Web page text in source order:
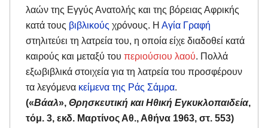
λαών της Εγγύς Ανατολής και της βόρειας Αφρικής
κατά τους βιβλικούς χρόνους. Η Αγία Γραφή
στηλιτεύει τη λατρεία του, η οποία είχε διαδοθεί κατά
καιρούς και μεταξύ του περιούσιου λαού. Πολλά
εξωβιβλικά στοιχεία για τη λατρεία του προσφέρουν
τα λεγόμενα κείμενα της Ράς Σάμρα.
(«Βάαλ», Θρησκευτική και Ηθική Εγκυκλοπαιδεία,
τόμ. 3, εκδ. Μαρτίνος Αθ., Αθήνα 1963, στ. 553)